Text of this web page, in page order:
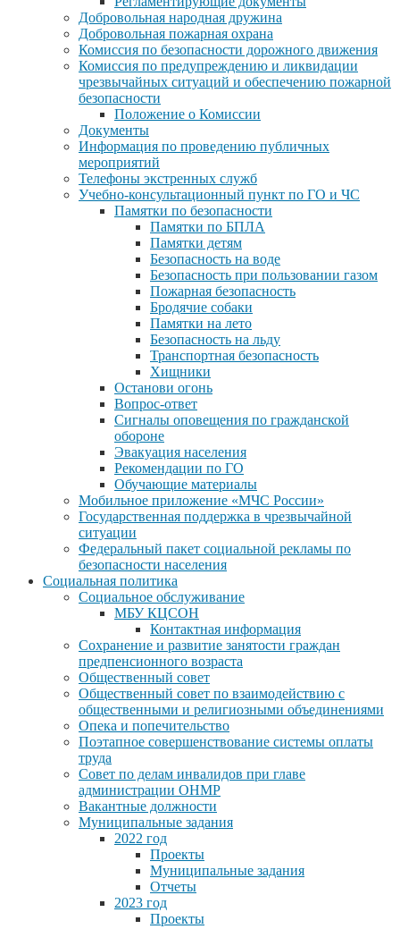
Добровольная народная дружина
Добровольная пожарная охрана
Комиссия по безопасности дорожного движения
Комиссия по предупреждению и ликвидации
чрезвычайных ситуаций и обеспечению пожарной
безопасности
Положение о Комиссии
Документы
Информация по проведению публичных
мероприятий
Телефоны экстренных служб
Учебно-консультационный пункт по ГО и ЧС
Памятки по безопасности
Памятки по БПЛА
Памятки детям
Безопасность на воде
Безопасность при пользовании газом
Пожарная безопасность
Бродячие собаки
Памятки на лето
Безопасность на льду
Транспортная безопасность
Хищники
Останови огонь
Вопрос-ответ
Сигналы оповещения по гражданской
обороне
Эвакуация населения
Рекомендации по ГО
Обучающие материалы
Мобильное приложение «МЧС России»
Государственная поддержка в чрезвычайной
ситуации
Федеральный пакет социальной рекламы по
безопасности населения
Социальная политика
Социальное обслуживание
МБУ КЦСОН
Контактная информация
Сохранение и развитие занятости граждан
предпенсионного возраста
Общественный совет
Общественный совет по взаимодействию с
общественными и религиозными объединениями
Опека и попечительство
Поэтапное совершенствование системы оплаты
труда
Совет по делам инвалидов при главе
администрации ОНМР
Вакантные должности
Муниципальные задания
2022 год
Проекты
Муниципальные задания
Отчеты
2023 год
Проекты